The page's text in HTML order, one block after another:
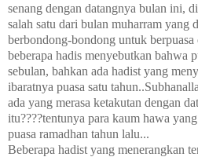
senang dengan datangnya bulan ini,
salah satu dari bulan muharram yang
berbondong-bondong untuk
beberapa hadis menyebutkan bahwa
sebulan, bahkan ada hadist yang
ibaratnya puasa satu
ada yang merasa ketakutan dengan
itu????tentunya para kaum hawa
puasa ramadhan tahun lalu...
Beberapa hadist yang menerangkan